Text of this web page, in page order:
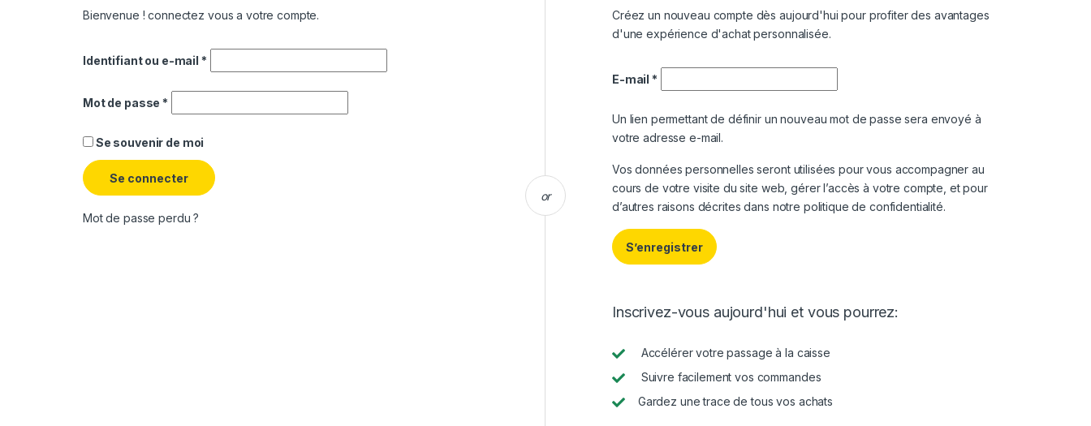
or
Bienvenue ! connectez vous a votre compte.
Identifiant ou e-mail *
Mot de passe *
Se souvenir de moi
Se connecter
Mot de passe perdu ?
Créez un nouveau compte dès aujourd'hui pour profiter des avantages
d'une expérience d'achat personnalisée.
E-mail *
Un lien permettant de définir un nouveau mot de passe sera envoyé à
votre adresse e-mail.
Vos données personnelles seront utilisées pour vous accompagner au
cours de votre visite du site web, gérer l’accès à votre compte, et pour
d’autres raisons décrites dans notre politique de confidentialité.
S’enregistrer
Inscrivez-vous aujourd'hui et vous pourrez:
Accélérer votre passage à la caisse
Suivre facilement vos commandes
Gardez une trace de tous vos achats